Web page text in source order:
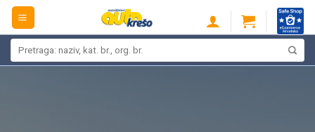
Skip
content